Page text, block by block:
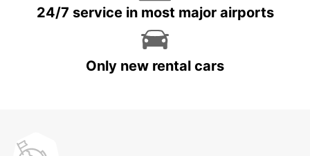
24/7 service in most major airports
Only new rental cars